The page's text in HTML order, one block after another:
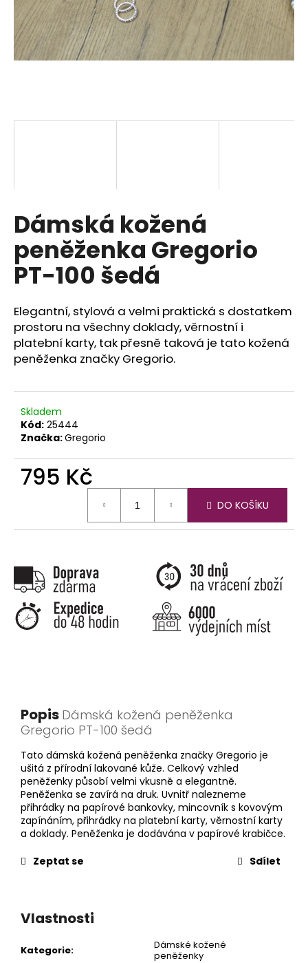
Dámská kožená
peněženka Gregorio
PT-100 šedá
Elegantní, stylová a velmi praktická s dostatkem
prostoru na všechny doklady, věrnostní i
platební karty, tak přesně taková je tato kožená
peněženka značky Gregorio.
Skladem
Kód: 25444
Značka:Gregorio
795 Kč
DO KOŠÍKU
Popis Dámská kožená peněženka
Gregorio PT-100 šedá
Tato dámská kožená peněženka značky Gregorio je
ušitá z přírodní lakované kůže. Celkový vzhled
peněženky působí velmi vkusně a elegantně.
Peněženka se zavírá na druk. Uvnitř nalezneme
přihrádky na papírové bankovky, mincovník s kovovým
zapínáním, přihrádky na platební karty, věrnostní karty
a doklady. Peněženka je dodávána v papírové krabičce.
Zeptat se
Sdílet
Vlastnosti
Kategorie:
Dámské kožené
peněženky
a
j
í
D
o
p
o
r
č
u
j
e
m
e